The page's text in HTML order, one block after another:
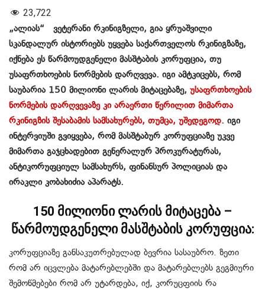
23,722
„ალიას“ ვეტერანი რკინიგზელი, გია ყრუაშვილი
სკანდალურ ისტორიებს უყვება საქართველოს რკინიგზაზე,
იქნება ეს წარმოუდგენელი მასშტაბის კორუფცია, თუ
უსაფრთხოების ნორმების დარღვევა. იგი ამტკიცებს, რომ
საუბარია 150 მილიონი ლარის მიტაცებაზე, უსაფრთხოების
ნორმების დარღვევაზე კი არაერთი წერილით მიმართა
რკინიგზის შესაბამის სამსახურებს, თუმცა, უშედეგოდ. იგი
ინტერვიუში გვიყვება, რომ მასშტაბურ კორუფციაზე უკვე
მიმართა გაჯცხადებით გენერალურ პროკურატურას,
ანტიკორუფციულ სამსახურს, ფინანსურ პოლიციას და
ირაკლი კობახიძია აპარატს.
150 მილიონი ლარის მიტაცება –
წარმოუდგენელი მასშტაბის კორუფცია:
კორუფციაზე განსაკუთრებულად ბევრია სასაუბრო. ზეთი
რომ არ იცვლება მატარებლებში და მატარებლებს გეგმიური
შემოწმებები რომ არ უტარდება, იქ, კორუცფიის რა